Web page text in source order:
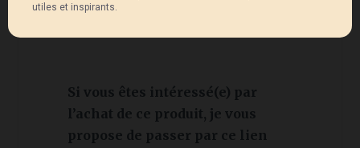
Si vous êtes intéressé(e) par
l’achat de ce produit, je vous
propose de passer par ce lien